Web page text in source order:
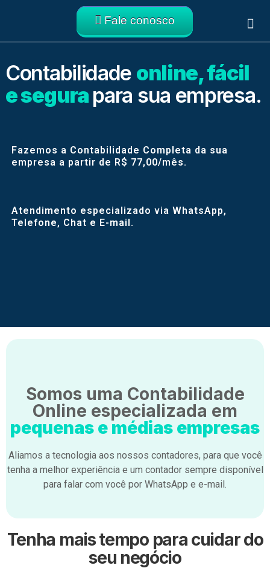
Fale conosco
Contabilidade online, fácil
e segurapara sua empresa.
Fazemos a Contabilidade Completa da sua
empresa a partir de R$ 77,00/mês.
Atendimento especializado via WhatsApp,
Telefone, Chat e E-mail.
Somos uma Contabilidade
Online especializada em
pequenas e médias empresas
Aliamos a tecnologia aos nossos contadores, para que você
tenha a melhor experiência e um contador sempre disponível
para falar com você por WhatsApp e e-mail.
Tenha mais tempo para cuidar do
seu negócio